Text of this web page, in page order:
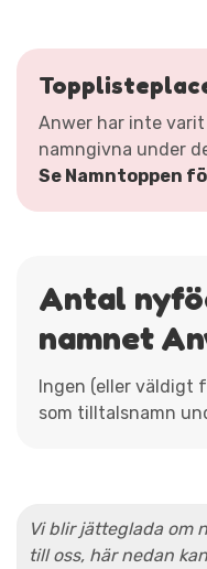
Anwer har inte
namngivna under
Se Namntoppen
Antal
namnet
Ingen (eller väldigt
som tilltalsnamn
Vi blir jätteglada om
till oss, här nedan